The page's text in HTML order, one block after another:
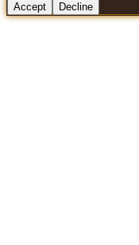
Accept Decline